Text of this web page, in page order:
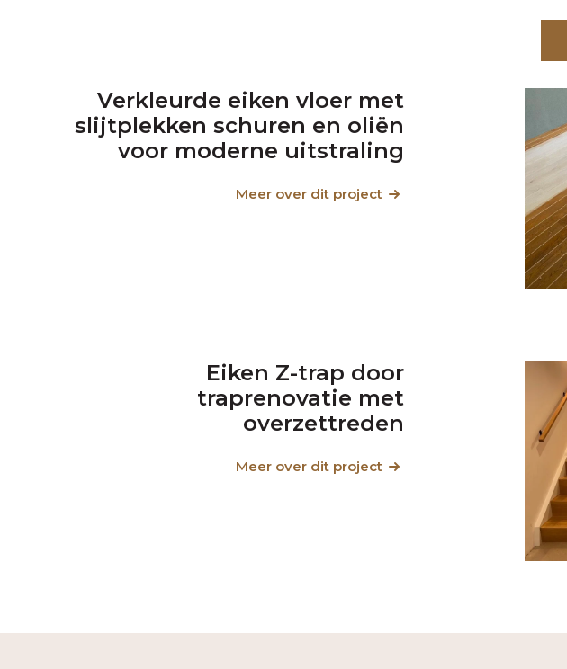
Verkleurde eiken vloer met
slijtplekken schuren en oliën
voor moderne uitstraling
Meer over dit project
Eiken Z-trap door
traprenovatie met
overzettreden
Meer over dit project